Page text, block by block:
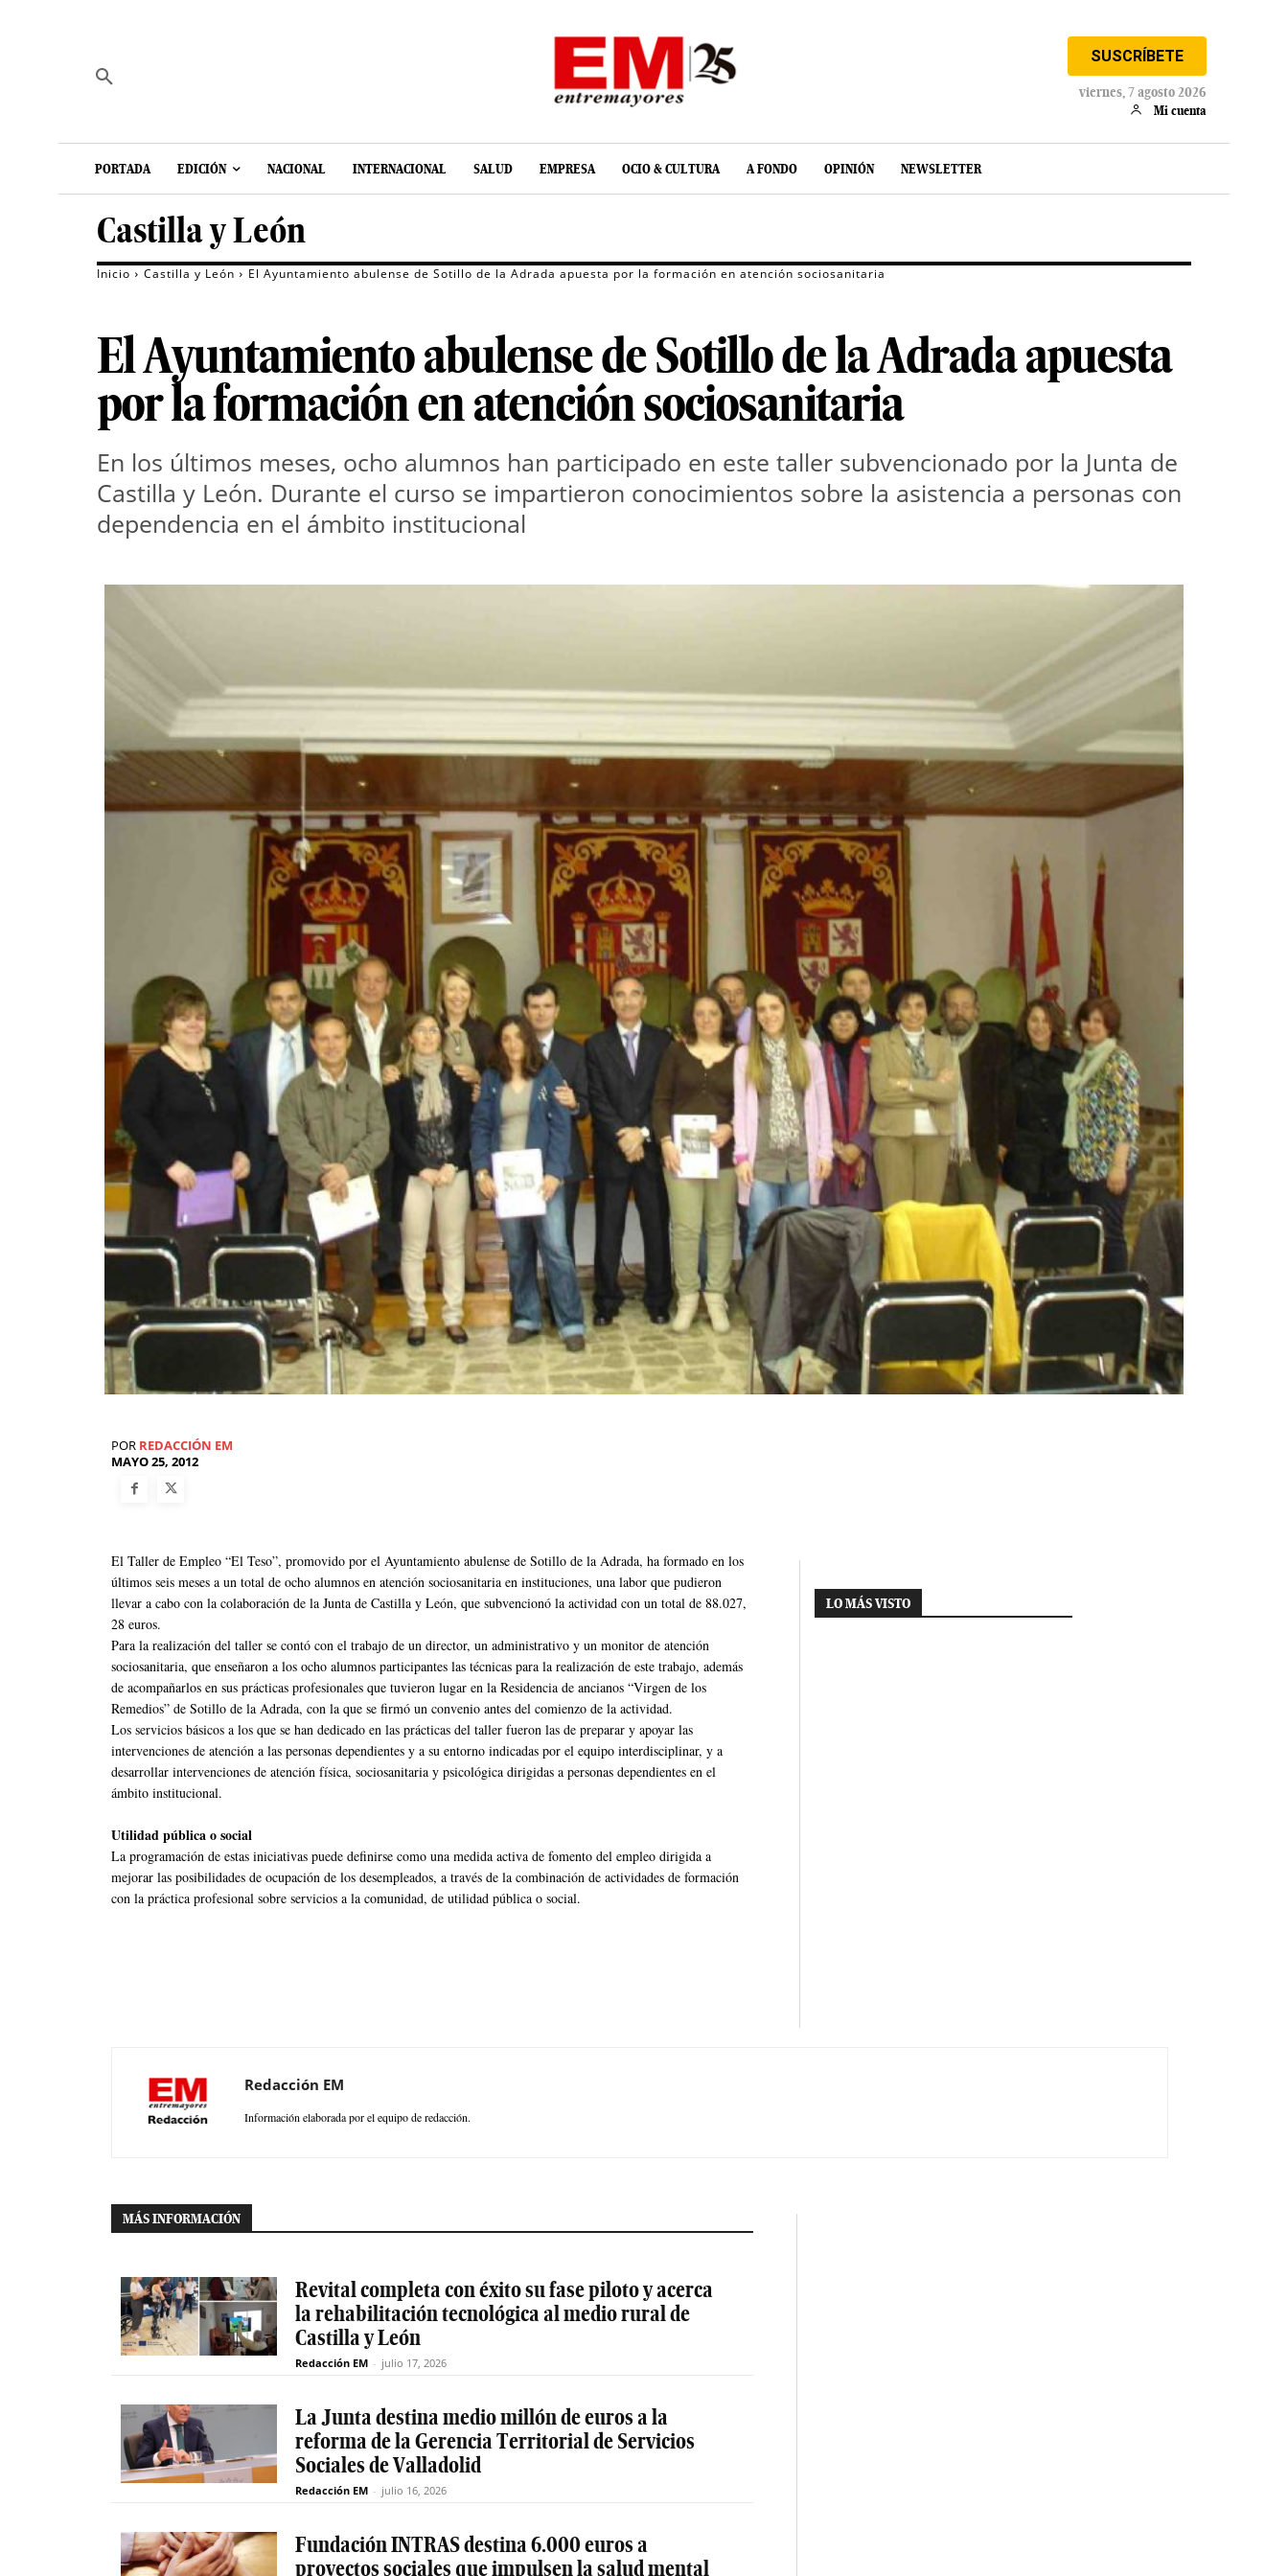
SUSCRÍBETE
viernes, 7 agosto 2026
Mi cuenta
PORTADA EDICIÓN NACIONAL INTERNACIONAL SALUD EMPRESA OCIO & CULTURA A FONDO OPINIÓN NEWSLETTER
Castilla y León
Inicio Castilla y León El Ayuntamiento abulense de Sotillo de la Adrada apuesta por la formación en atención sociosanitaria
El Ayuntamiento abulense de Sotillo de la Adrada apuesta
por la formación en atención sociosanitaria
En los últimos meses, ocho alumnos han participado en este taller subvencionado por la Junta de
Castilla y León. Durante el curso se impartieron conocimientos sobre la asistencia a personas con
dependencia en el ámbito institucional
POR REDACCIÓN EM
MAYO 25, 2012
El Taller de Empleo “El Teso”, promovido por el Ayuntamiento abulense de Sotillo de la Adrada, ha formado en los
últimos seis meses a un total de ocho alumnos en atención sociosanitaria en instituciones, una labor que pudieron
llevar a cabo con la colaboración de la Junta de Castilla y León, que subvencionó la actividad con un total de 88.027,
28 euros.
Para la realización del taller se contó con el trabajo de un director, un administrativo y un monitor de atención
sociosanitaria, que enseñaron a los ocho alumnos participantes las técnicas para la realización de este trabajo, además
de acompañarlos en sus prácticas profesionales que tuvieron lugar en la Residencia de ancianos “Virgen de los
Remedios” de Sotillo de la Adrada, con la que se firmó un convenio antes del comienzo de la actividad.
Los servicios básicos a los que se han dedicado en las prácticas del taller fueron las de preparar y apoyar las
intervenciones de atención a las personas dependientes y a su entorno indicadas por el equipo interdisciplinar, y a
desarrollar intervenciones de atención física, sociosanitaria y psicológica dirigidas a personas dependientes en el
ámbito institucional.
Utilidad pública o social
La programación de estas iniciativas puede definirse como una medida activa de fomento del empleo dirigida a
mejorar las posibilidades de ocupación de los desempleados, a través de la combinación de actividades de formación
con la práctica profesional sobre servicios a la comunidad, de utilidad pública o social.
LO MÁS VISTO
Redacción EM
Información elaborada por el equipo de redacción.
MÁS INFORMACIÓN
Revital completa con éxito su fase piloto y acerca
la rehabilitación tecnológica al medio rural de
Castilla y León
Redacción EM - julio 17, 2026
La Junta destina medio millón de euros a la
reforma de la Gerencia Territorial de Servicios
Sociales de Valladolid
Redacción EM - julio 16, 2026
Fundación INTRAS destina 6.000 euros a
proyectos sociales que impulsen la salud mental